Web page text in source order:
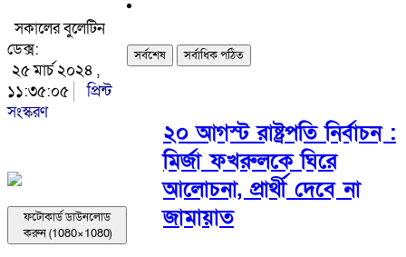
সকালের বুলেটিন
ডেক্স:
২৫ মার্চ ২০২৪ ,
১১:৩৫:০৫
প্রিন্ট
সংস্করণ
ফটোকার্ড ডাউনলোড
করুন (1080×1080)
সর্বশেষ সর্বাধিক পঠিত
২০ আগস্ট রাষ্ট্রপতি নির্বাচন :
মির্জা ফখরুলকে ঘিরে
আলোচনা, প্রার্থী দেবে না
জামায়াত